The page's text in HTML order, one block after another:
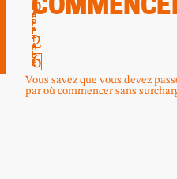
6
.
2
6
C
A
P
I
T
A
L
E
Vous savez que vous devez
par où commencer sans